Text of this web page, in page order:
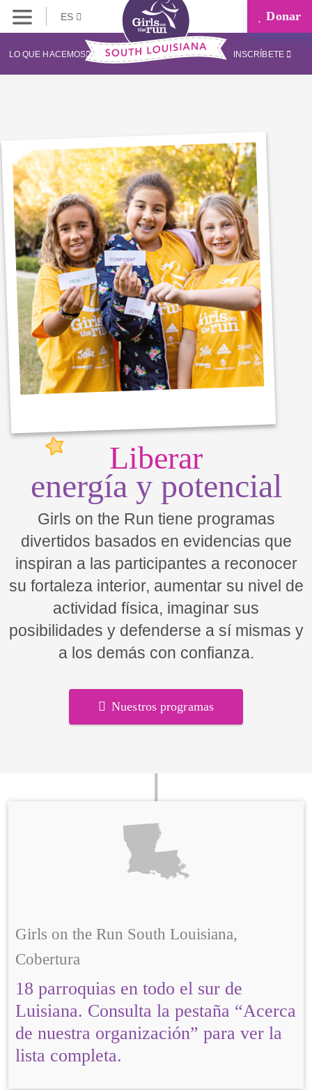
ES Donar
LO QUE HACEMOS INSCRÍBETE
Liberar
energía y potencial
Girls on the Run tiene programas
divertidos basados en evidencias que
inspiran a las participantes a reconocer
su fortaleza interior, aumentar su nivel de
actividad física, imaginar sus
posibilidades y defenderse a sí mismas y
a los demás con confianza.
Nuestros programas
Girls on the Run South Louisiana,
Cobertura
18 parroquias en todo el sur de
Luisiana. Consulta la pestaña “Acerca
de nuestra organización” para ver la
lista completa.